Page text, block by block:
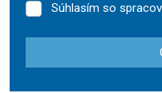
Súhlasím
spracovaním
Súhlasím so